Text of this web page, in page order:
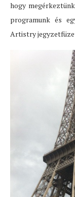
hogy
programunk és
Artistry